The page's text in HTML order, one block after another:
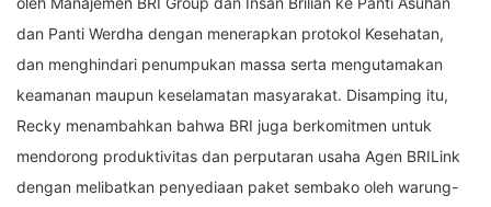
dan Panti Werdha dengan menerapkan protokol Kesehatan,
dan menghindari penumpukan massa serta mengutamakan
keamanan maupun keselamatan masyarakat. Disamping itu,
Recky menambahkan bahwa BRI juga berkomitmen untuk
mendorong produktivitas dan perputaran usaha Agen BRILink
dengan melibatkan penyediaan paket sembako oleh warung-